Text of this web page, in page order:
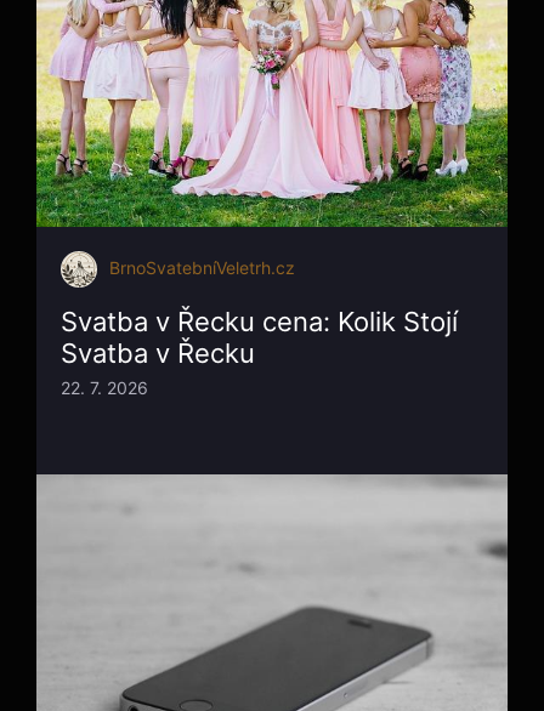
BrnoSvatebníVeletrh.cz
Svatba v Řecku cena: Kolik Stojí
Svatba v Řecku
22. 7. 2026